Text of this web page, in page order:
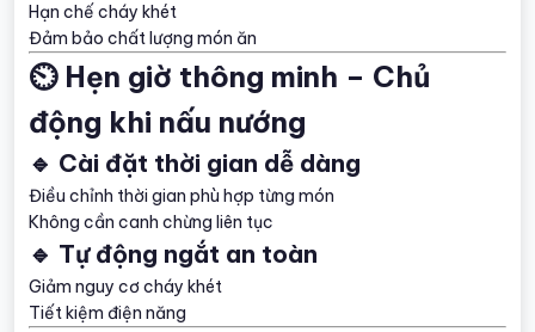
Hạn chế cháy khét
Đảm bảo chất lượng món ăn
⏲️ Hẹn giờ thông minh – Chủ
động khi nấu nướng
🔹 Cài đặt thời gian dễ dàng
Điều chỉnh thời gian phù hợp từng món
Không cần canh chừng liên tục
🔹 Tự động ngắt an toàn
Giảm nguy cơ cháy khét
Tiết kiệm điện năng